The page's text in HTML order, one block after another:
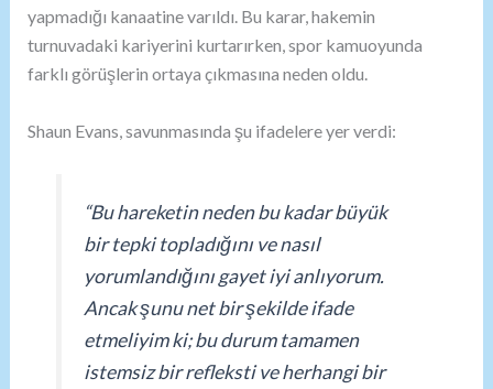
yapmadığı kanaatine varıldı. Bu karar, hakemin
turnuvadaki kariyerini kurtarırken, spor kamuoyunda
farklı görüşlerin ortaya çıkmasına neden oldu.
Shaun Evans, savunmasında şu ifadelere yer verdi:
“Bu hareketin neden bu kadar büyük
bir tepki topladığını ve nasıl
yorumlandığını gayet iyi anlıyorum.
Ancak şunu net bir şekilde ifade
etmeliyim ki; bu durum tamamen
istemsiz bir refleksti ve herhangi bir